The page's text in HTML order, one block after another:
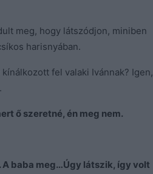
meg, hogy látszódjon, miniben
harisnyában.
fel valaki Ivánnak? Igen,
ő szeretné, én meg nem.
A baba meg…Úgy látszik, így volt